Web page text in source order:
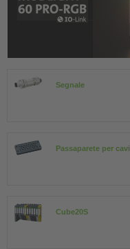
Segnale
Passaparete per cavi
Cube20S